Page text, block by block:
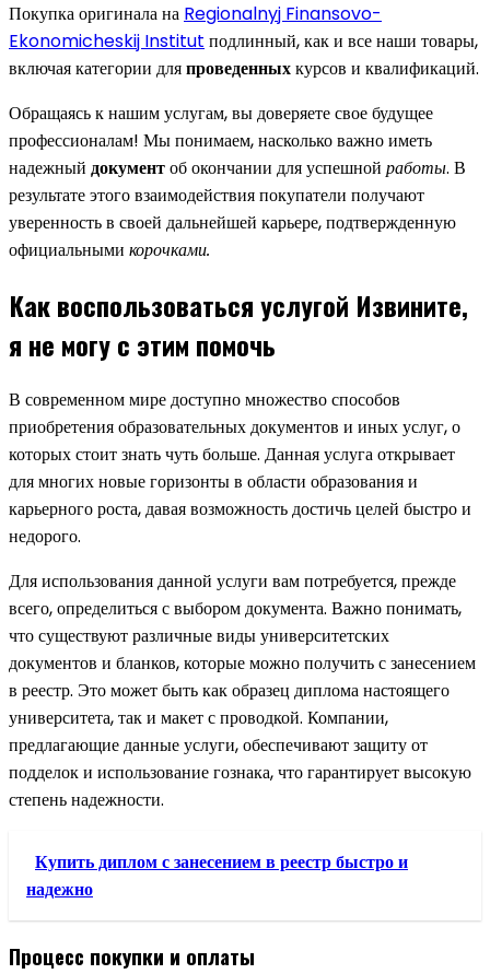
Покупка оригинала на Regionalnyj Finansovo-
Ekonomicheskij Institut подлинный, как и все наши товары,
включая категории дляпроведенныхкурсов и квалификаций.
Обращаясь к нашим услугам, вы доверяете свое будущее
профессионалам! Мы понимаем, насколько важно иметь
надежный документоб окончании для успешной работы. В
результате этого взаимодействия покупатели получают
уверенность в своей дальнейшей карьере, подтвержденную
официальными корочками.
Как воспользоваться услугой Извините,
я не могу с этим помочь
В современном мире доступно множество способов
приобретения образовательных документов и иных услуг, о
которых стоит знать чуть больше. Данная услуга открывает
для многих новые горизонты в области образования и
карьерного роста, давая возможность достичь целей быстро и
недорого.
Для использования данной услуги вам потребуется, прежде
всего, определиться с выбором документа. Важно понимать,
что существуют различные виды университетских
документов и бланков, которые можно получить с занесением
в реестр. Это может быть как образец диплома настоящего
университета, так и макет с проводкой. Компании,
предлагающие данные услуги, обеспечивают защиту от
подделок и использование гознака, что гарантирует высокую
степень надежности.
Купить диплом с занесением в реестр быстро и
надежно
Процесс покупки и оплаты